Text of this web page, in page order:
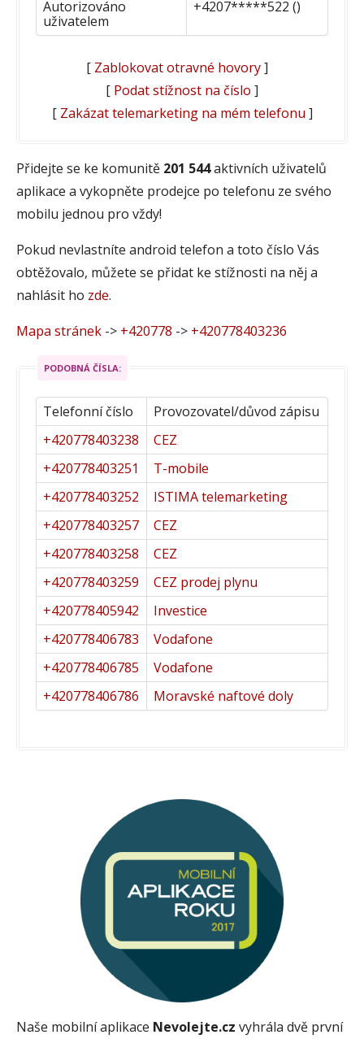
Autorizováno
uživatelem
+4207*****522 ()
[ Zablokovat otravné hovory]
[ Podat stížnost na číslo ]
[ Zakázat telemarketing na mém telefonu ]
Přidejte se ke komunitě 201 544aktivních uživatelů
aplikace a vykopněte prodejce po telefonu ze svého
mobilu jednou pro vždy!
Pokud nevlastníte android telefon a toto číslo Vás
obtěžovalo, můžete se přidat ke stížnosti na něj a
nahlásit ho zde.
Mapa stránek -> +420778 -> +420778403236
PODOBNÁ ČÍSLA:
Telefonní číslo
Provozovatel/důvod zápisu
+420778403238
CEZ
+420778403251
T-mobile
+420778403252
ISTIMA telemarketing
+420778403257
CEZ
+420778403258
CEZ
+420778403259
CEZ prodej plynu
+420778405942
Investice
+420778406783
Vodafone
+420778406785
Vodafone
+420778406786
Moravské naftové doly
Naše mobilní aplikace Nevolejte.cz vyhrála dvě první